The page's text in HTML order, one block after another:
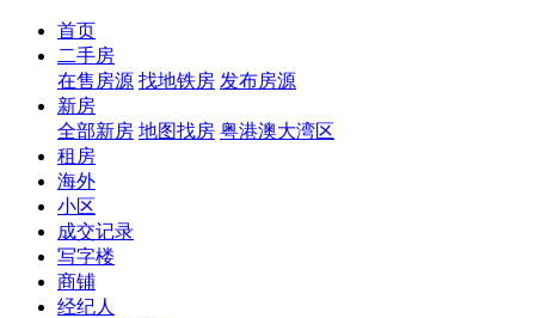
首页
二手房
在售房源 找地铁房 发布房源
新房
全部新房 地图找房 粤港澳大湾区
租房
海外
小区
成交记录
写字楼
商铺
经纪人